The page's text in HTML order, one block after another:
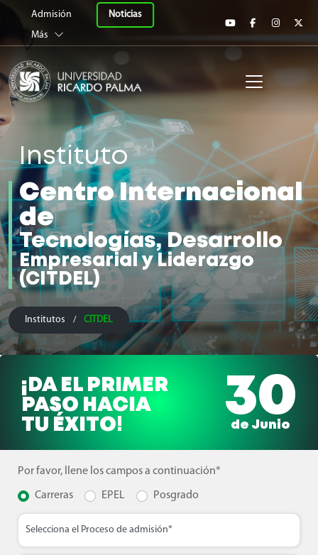
Admisión Noticias
Más
Universidad Ricardo
Instituto
Centro Internacional
de
Tecnologías, Desarrollo
Empresarial y Liderazgo
(CITDEL)
Institutos / CITDEL
¡DA EL PRIMER
PASO HACIA
TU ÉXITO!
30
de Junio
Por favor, llene los campos a continuación*
Carreras EPEL Posgrado